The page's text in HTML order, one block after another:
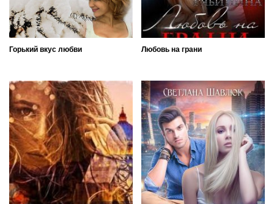
Горький вкус любви Любовь на грани